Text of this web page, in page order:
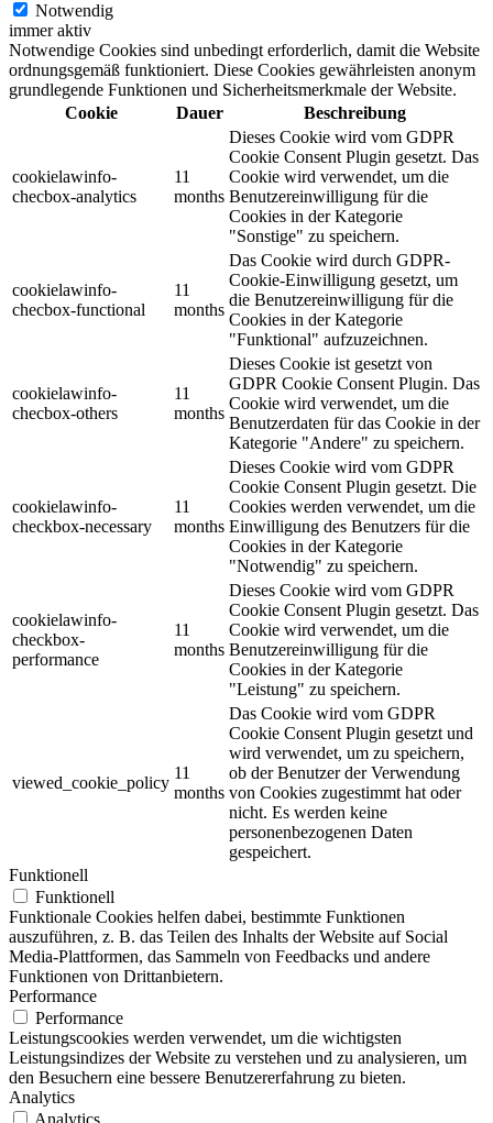
Notwendig
immer aktiv
Notwendige Cookies sind unbedingt erforderlich, damit die Website
ordnungsgemäß funktioniert. Diese Cookies gewährleisten anonym
grundlegende Funktionen und Sicherheitsmerkmale der Website.
Cookie
Dauer Beschreibung
cookielawinfo-
checbox-analytics
11
months
Dieses Cookie wird vom GDPR
Cookie Consent Plugin gesetzt. Das
Cookie wird verwendet, um die
Benutzereinwilligung für die
Cookies in der Kategorie
"Sonstige" zu speichern.
cookielawinfo-
checbox-functional
11
months
Das Cookie wird durch GDPR-
Cookie-Einwilligung gesetzt, um
die Benutzereinwilligung für die
Cookies in der Kategorie
"Funktional" aufzuzeichnen.
cookielawinfo-
checbox-others
11
months
Dieses Cookie ist gesetzt von
GDPR Cookie Consent Plugin. Das
Cookie wird verwendet, um die
Benutzerdaten für das Cookie in der
Kategorie "Andere" zu speichern.
cookielawinfo-
checkbox-necessary
11
months
Dieses Cookie wird vom GDPR
Cookie Consent Plugin gesetzt. Die
Cookies werden verwendet, um die
Einwilligung des Benutzers für die
Cookies in der Kategorie
"Notwendig" zu speichern.
cookielawinfo-
checkbox-
performance
11
months
Dieses Cookie wird vom GDPR
Cookie Consent Plugin gesetzt. Das
Cookie wird verwendet, um die
Benutzereinwilligung für die
Cookies in der Kategorie
"Leistung" zu speichern.
viewed_cookie_policy
11
months
Das Cookie wird vom GDPR
Cookie Consent Plugin gesetzt und
wird verwendet, um zu speichern,
ob der Benutzer der Verwendung
von Cookies zugestimmt hat oder
nicht. Es werden keine
personenbezogenen Daten
gespeichert.
Funktionell
Funktionell
Funktionale Cookies helfen dabei, bestimmte Funktionen
auszuführen, z. B. das Teilen des Inhalts der Website auf Social
Media-Plattformen, das Sammeln von Feedbacks und andere
Funktionen von Drittanbietern.
Performance
Performance
Leistungscookies werden verwendet, um die wichtigsten
Leistungsindizes der Website zu verstehen und zu analysieren, um
den Besuchern eine bessere Benutzererfahrung zu bieten.
Analytics